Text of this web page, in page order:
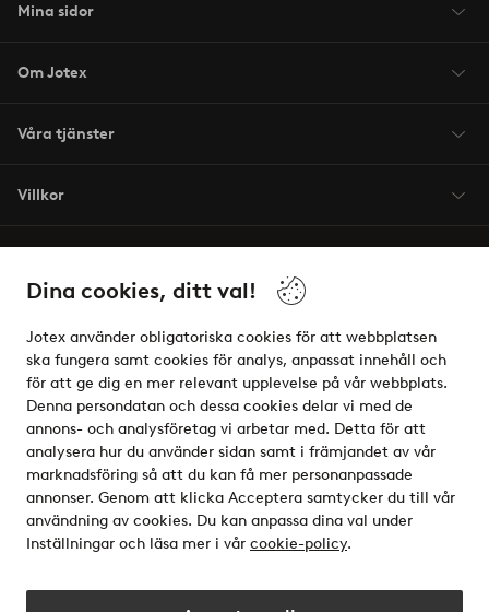
Dina cookies, ditt val!
Jotex använder obligatoriska cookies för att webbplatsen
ska fungera samt cookies för analys, anpassat innehåll och
för att ge dig en mer relevant upplevelse på vår webbplats.
Denna persondatan och dessa cookies delar vi med de
annons- och analysföretag vi arbetar med. Detta för att
analysera hur du använder sidan samt i främjandet av vår
marknadsföring så att du kan få mer personanpassade
annonser. Genom att klicka Acceptera samtycker du till vår
användning av cookies. Du kan anpassa dina val under
Inställningar och läsa mer i vår cookie-policy.
Mina sidor
Om Jotex
Våra tjänster
Villkor
Säkra betalningar - Betala direkt eller dela upp
Vill du veta mer om våra betalalternativ?
elpy